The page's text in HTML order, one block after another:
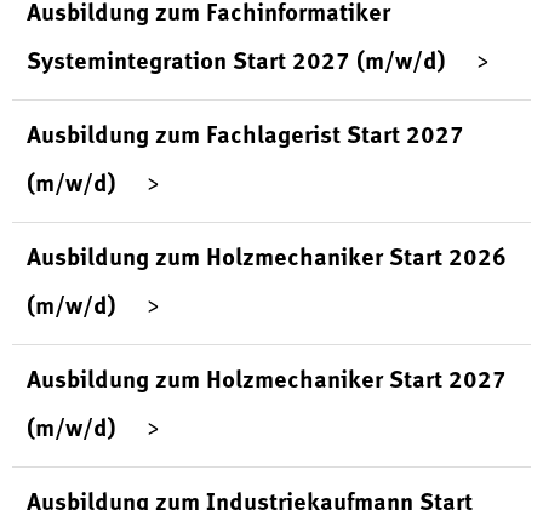
Ausbildung zum Fachinformatiker
Systemintegration Start 2027 (m/w/d)
Ausbildung zum Fachlagerist Start 2027
(m/w/d)
Ausbildung zum Holzmechaniker Start 2026
(m/w/d)
Ausbildung zum Holzmechaniker Start 2027
(m/w/d)
Ausbildung zum Industriekaufmann Start